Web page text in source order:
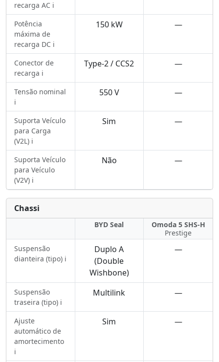
recarga AC ℹ️
Potência
máxima de
recarga DC ℹ️
150 kW —
Conector de
recarga ℹ️
Type-2 / CCS2 —
Tensão nominal
ℹ️
550 V —
Suporta Veículo
para Carga
(V2L) ℹ️
Sim —
Suporta Veículo
para Veículo
(V2V) ℹ️
Não —
Chassi
BYD Seal
Omoda 5 SHS-H
Prestige
Suspensão
dianteira (tipo) ℹ️
Duplo A
(Double
Wishbone)
—
Suspensão
traseira (tipo) ℹ️
Multilink —
Ajuste
automático de
amortecimento
ℹ️
Sim —